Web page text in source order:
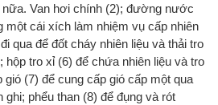
Van hơi chính (2); đường nước
một cái xích làm nhiệm vụ cấp nhiên
qua để đốt cháy nhiên liệu và thải tro
hộp tro xỉ (6) để chứa nhiên liệu và tro
gió (7) để cung cấp gió cấp một qua
ghi; phểu than (8) để đụng và rót